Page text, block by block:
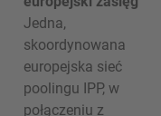
Jedna,
skoordynowana
europejska sieć
poolingu IPP, w
połączeniu z